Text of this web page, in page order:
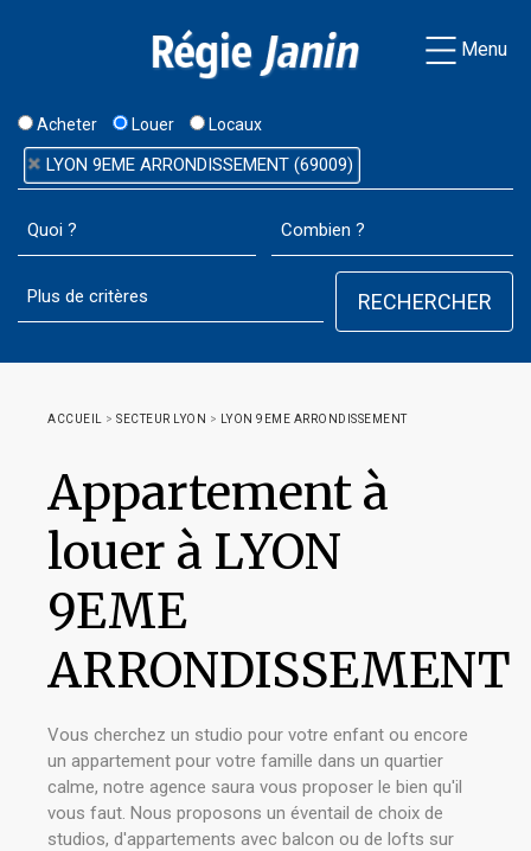
Menu
Acheter Louer Locaux
LYON 9EME ARRONDISSEMENT (69009)
ACCUEIL > SECTEUR LYON > LYON 9EME ARRONDISSEMENT
Appartement à
louer à LYON
9EME
ARRONDISSEMENT
Vous cherchez un studio pour votre enfant ou encore
un appartement pour votre famille dans un quartier
calme, notre agence saura vous proposer le bien qu'il
vous faut. Nous proposons un éventail de choix de
studios, d'appartements avec balcon ou de lofts sur